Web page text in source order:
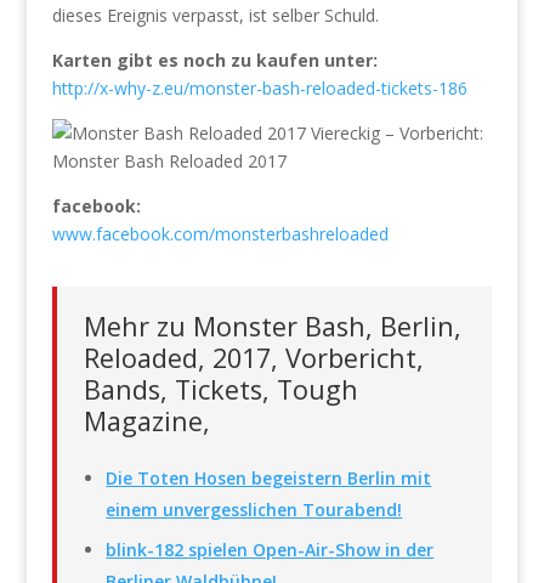
dieses Ereignis verpasst, ist selber Schuld.
Karten gibt es noch zu kaufen unter:
http://x-why-z.eu/monster-bash-reloaded-tickets-186
facebook:
www.facebook.com/monsterbashreloaded
Mehr zu Monster Bash, Berlin,
Reloaded, 2017, Vorbericht,
Bands, Tickets, Tough
Magazine,
Die Toten Hosen begeistern Berlin mit
einem unvergesslichen Tourabend!
blink-182 spielen Open-Air-Show in der